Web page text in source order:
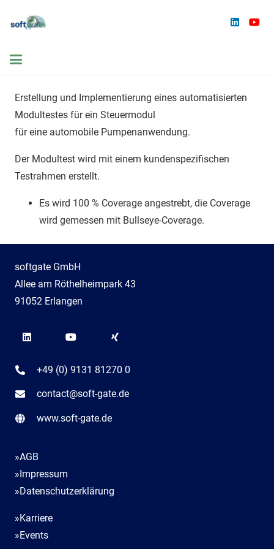
Erstellung und Implementierung eines automatisierten
Modultestes für ein Steuermodul
für eine automobile Pumpenanwendung.
Der Modultest wird mit einem kundenspezifischen
Testrahmen erstellt.
Es wird 100 % Coverage angestrebt, die Coverage
wird gemessen mit Bullseye-Coverage.
softgate GmbH
Allee am Röthelheimpark 43
91052 Erlangen
+49 (0) 9131 81270 0
contact@soft-gate.de
www.soft-gate.de
»AGB
»Impressum
»Datenschutzerklärung
»Karriere
»Events